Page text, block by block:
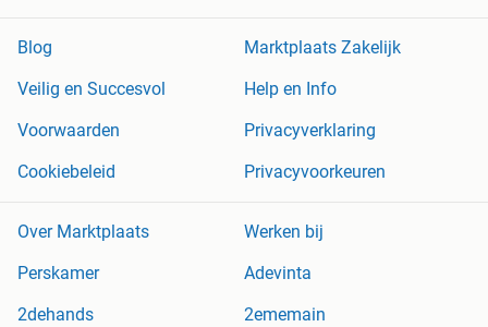
Blog
Marktplaats Zakelijk
Veilig en Succesvol
Help en Info
Voorwaarden
Privacyverklaring
Cookiebeleid
Privacyvoorkeuren
Over Marktplaats
Werken bij
Perskamer
Adevinta
2dehands
2ememain